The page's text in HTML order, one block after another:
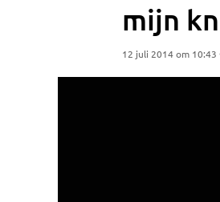
mijn
12 juli 2014 om